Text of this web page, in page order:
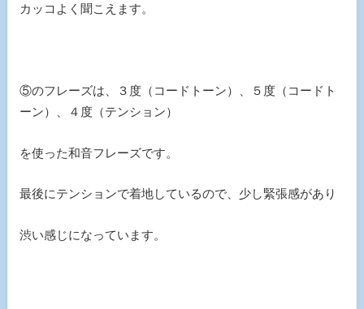
カッコよく聞こえます。
⑤のフレーズは、３度（コードトーン）、５度（コードト
ーン）、４度（テンション）
を使った和音フレーズです。
最後にテンションで着地しているので、少し緊張感があり
渋い感じになっています。